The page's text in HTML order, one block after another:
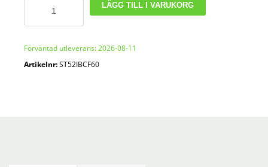
adapter
60x6
Storz
koppling
LÄGG TILL I VARUKORG
Förväntad utleverans: 2026-08-11
Artikelnr:ST52IBCF60